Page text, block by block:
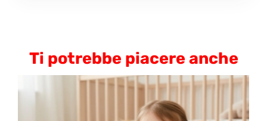
Ti potrebbe piacere anche